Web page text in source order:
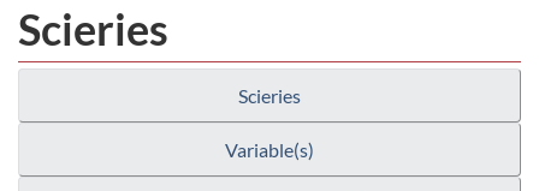
Scieries
Scieries
Variable(s)